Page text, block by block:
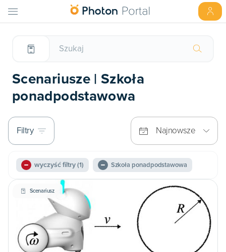
Scenariusze | Szkoła
ponadpodstawowa
Filtry Najnowsze
wyczyść filtry(1) Szkoła ponadpodstawowa
Scenariusz